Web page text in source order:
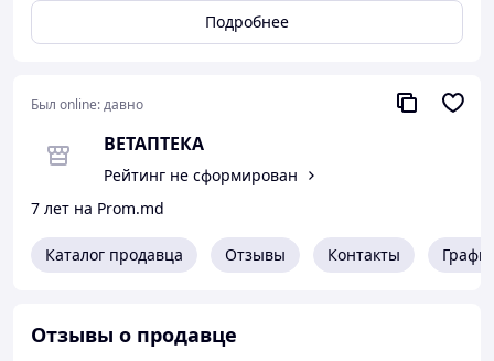
Подробнее
Был online:давно
ВЕТАПТЕКА
Рейтинг не сформирован
7 лет на Prom.md
Каталог продавца Отзывы Контакты
Отзывы о продавце